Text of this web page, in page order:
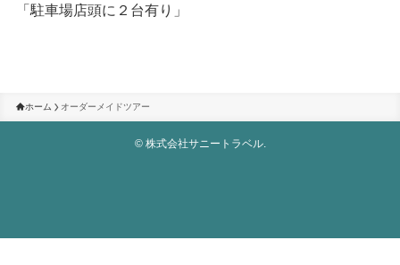
「駐車場店頭に２台有り」
ホーム オーダーメイドツアー
©株式会社サニートラベル.